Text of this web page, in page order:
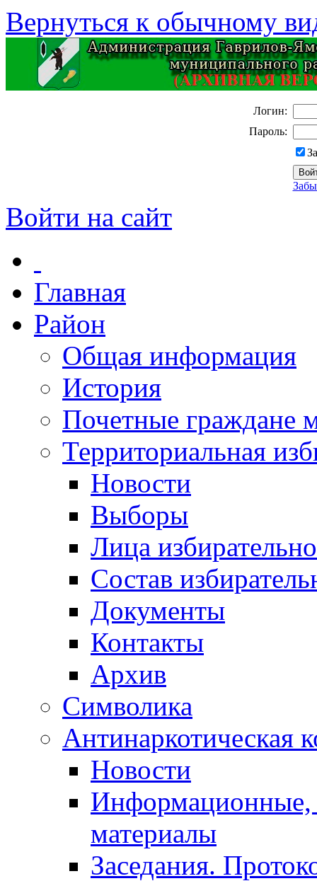
Вернуться к обычному
Логин:
Пароль:
Войти на сайт
Главная
Район
Общая информация
История
Почетные граждане
Территориальная
Новости
Выборы
Лица
Состав
Документы
Контакты
Архив
Символика
Антинаркотическая
Новости
Информационные,
материалы
Заседания.